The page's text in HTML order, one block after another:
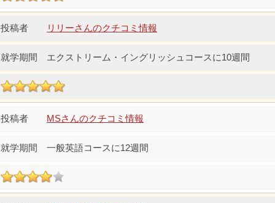
リリーさんのクチコミ情報
エクストリーム・イングリッシュコースに10週間
MSさんのクチコミ情報
一般英語コースに12週間